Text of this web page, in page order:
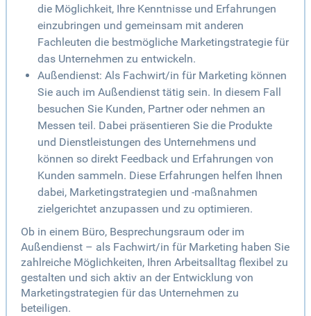
die Möglichkeit, Ihre Kenntnisse und Erfahrungen
einzubringen und gemeinsam mit anderen
Fachleuten die bestmögliche Marketingstrategie für
das Unternehmen zu entwickeln.
Außendienst: Als Fachwirt/in für Marketing können
Sie auch im Außendienst tätig sein. In diesem Fall
besuchen Sie Kunden, Partner oder nehmen an
Messen teil. Dabei präsentieren Sie die Produkte
und Dienstleistungen des Unternehmens und
können so direkt Feedback und Erfahrungen von
Kunden sammeln. Diese Erfahrungen helfen Ihnen
dabei, Marketingstrategien und -maßnahmen
zielgerichtet anzupassen und zu optimieren.
Ob in einem Büro, Besprechungsraum oder im
Außendienst – als Fachwirt/in für Marketing haben Sie
zahlreiche Möglichkeiten, Ihren Arbeitsalltag flexibel zu
gestalten und sich aktiv an der Entwicklung von
Marketingstrategien für das Unternehmen zu
beteiligen.